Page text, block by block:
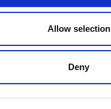
Allow selection
Deny
Impressum